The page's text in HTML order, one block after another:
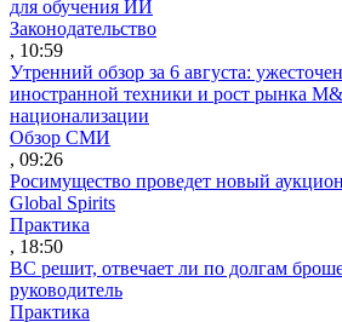
для обучения ИИ
Законодательство
, 10:59
Утренний обзор за 6 августа:
иностранной техники и рост рынка
национализации
Обзор СМИ
, 09:26
Росимущество проведет новый
Global Spirits
Практика
, 18:50
ВС решит, отвечает ли по долгам
руководитель
Практика